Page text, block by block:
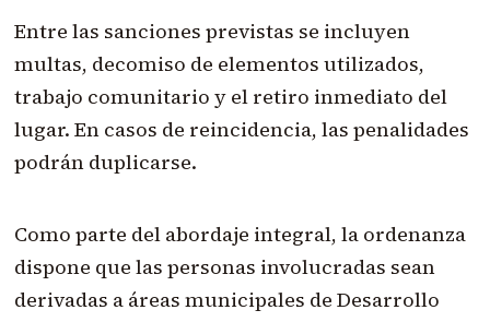
Entre las sanciones previstas se incluyen
multas, decomiso de elementos utilizados,
trabajo comunitario y el retiro inmediato del
lugar. En casos de reincidencia, las penalidades
podrán duplicarse.
Como parte del abordaje integral, la ordenanza
dispone que las personas involucradas sean
derivadas a áreas municipales de Desarrollo